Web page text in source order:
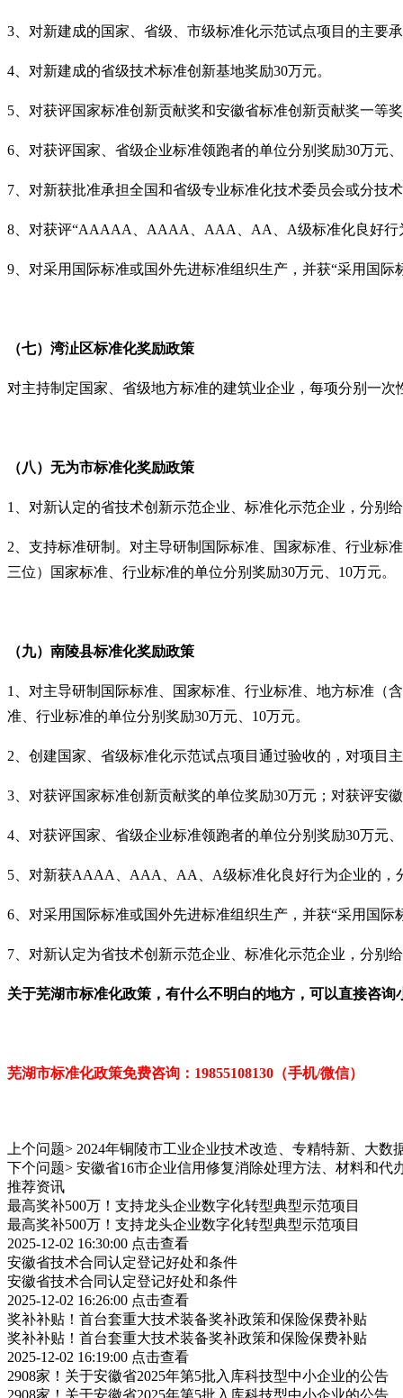
3、对新建成的国家、省级、市级标准化示范试点项目的主要
4、对新建成的省级技术标准创新基地奖励30万元。
5、对获评国家标准创新贡献奖和安徽省标准创新贡献奖一等
6、对获评国家、省级企业标准领跑者的单位分别奖励30万元
7、对新获批准承担全国和省级专业标准化技术委员会或分技
8、对获评“AAAAA、AAAA、AAA、AA、A级标准化良好行
9、对采用国际标准或国外先进标准组织生产，并获“采用国
（七）湾沚区标准化奖励政策
对主持制定国家、省级地方标准的建筑业企业，每项分别一
（八）无为市标准化奖励政策
1、对新认定的省技术创新示范企业、标准化示范企业，分别
2、支持标准研制。对主导研制国际标准、国家标准、行业标
三位）国家标准、行业标准的单位分别奖励30万元、10万元。
（九）南陵县标准化奖励政策
1、对主导研制国际标准、国家标准、行业标准、地方标准（
准、行业标准的单位分别奖励30万元、10万元。
2、创建国家、省级标准化示范试点项目通过验收的，对项目
3、对获评国家标准创新贡献奖的单位奖励30万元；对获评安
4、对获评国家、省级企业标准领跑者的单位分别奖励30万元
5、对新获AAAA、AAA、AA、A级标准化良好行为企业的，
6、对采用国际标准或国外先进标准组织生产，并获“采用国
7、对新认定为省技术创新示范企业、标准化示范企业，分别
关于芜湖市标准化政策 ，有什么不明白的地方，可以直接咨询
芜湖市标准化政策免费咨询：19855108130（手机/微信）
上个问题> 2024年铜陵市工业企业技术改造、专精特新、大数
下个问题> 安徽省16市企业信用修复消除处理方法、材料和代
推荐资讯
最高奖补500万！支持龙头企业数字化转型典型示范项目
最高奖补500万！支持龙头企业数字化转型典型示范项目
2025-12-02 16:30:00 点击查看
安徽省技术合同认定登记好处和条件
安徽省技术合同认定登记好处和条件
2025-12-02 16:26:00 点击查看
奖补补贴！首台套重大技术装备奖补政策和保险保费补贴
奖补补贴！首台套重大技术装备奖补政策和保险保费补贴
2025-12-02 16:19:00 点击查看
2908家！关于安徽省2025年第5批入库科技型中小企业的公告
2908家！关于安徽省2025年第5批入库科技型中小企业的公告